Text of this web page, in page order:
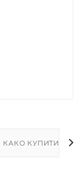
КАКО КУПИТИ